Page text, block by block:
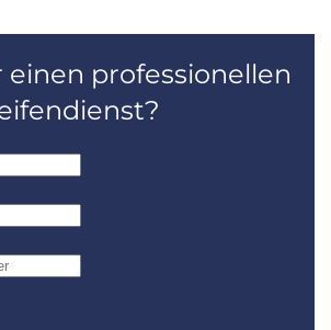
einen professionellen